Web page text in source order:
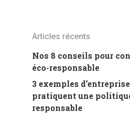
Articles récents
Nos 8 conseils pour
éco-responsable
3 exemples
pratiquent une
responsable